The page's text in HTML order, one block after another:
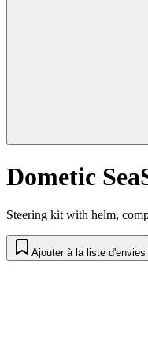
Dometic
Steering kit with helm,
Ajouter à la liste d'envies